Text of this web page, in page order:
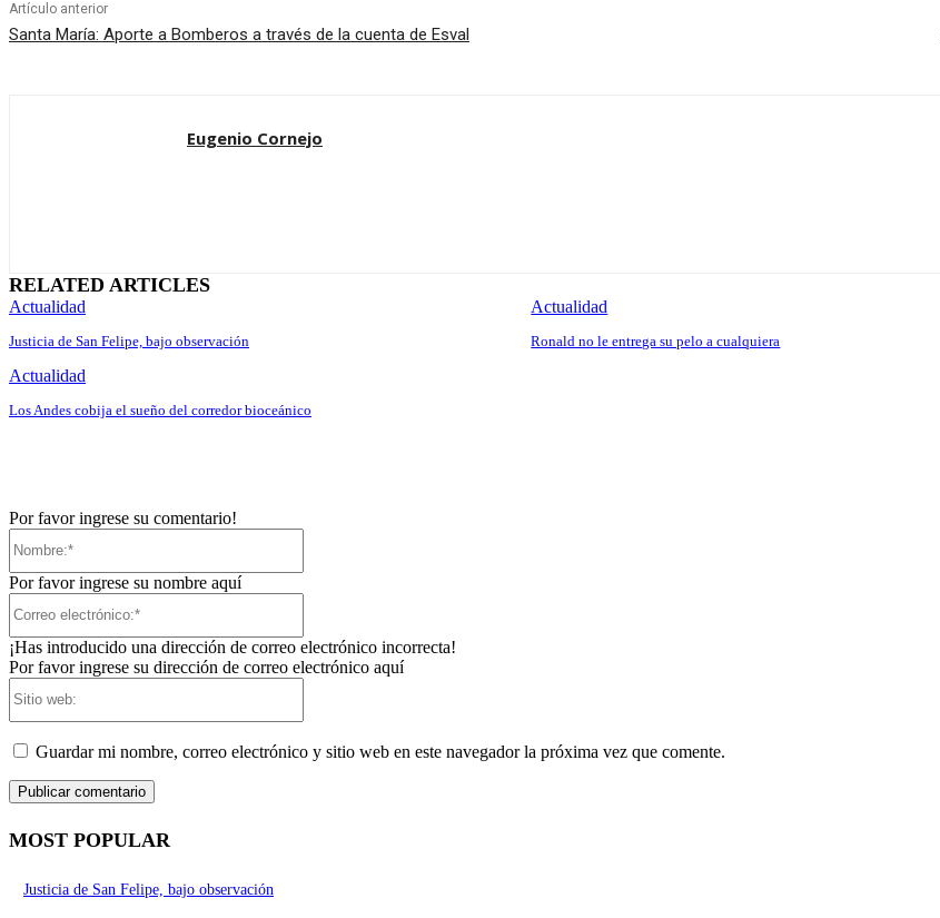
Artículo anterior
Santa María: Aporte a Bomberos a través de la cuenta de Esval
Eugenio Cornejo
RELATED ARTICLES
Actualidad
Justicia de San Felipe, bajo observación
Actualidad
Ronald no le entrega su pelo a cualquiera
Actualidad
Los Andes cobija el sueño del corredor bioceánico
Por favor ingrese su comentario!
Por favor ingrese su nombre aquí
¡Has introducido una dirección de correo electrónico incorrecta!
Por favor ingrese su dirección de correo electrónico aquí
Guardar mi nombre, correo electrónico y sitio web en este navegador la próxima vez que comente.
MOST POPULAR
Justicia de San Felipe, bajo observación